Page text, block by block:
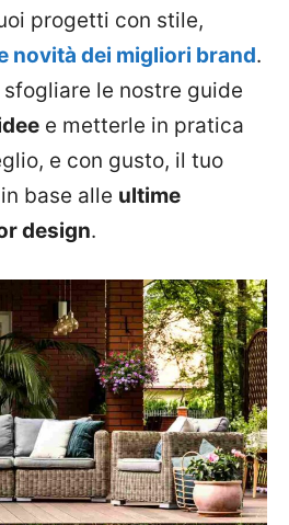
progetti con stile,
novità dei migliori brand.
le nostre guide
e metterle in pratica
e con gusto, il tuo
base alle ultime
design.